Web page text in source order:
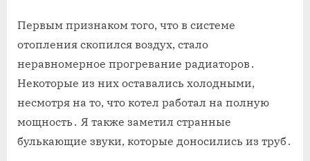
Первым признаком того, что в системе
отопления скопился воздух, стало
неравномерное прогревание радиаторов․
Некоторые из них оставались холодными,
несмотря на то, что котел работал на полную
мощность․ Я также заметил странные
булькающие звуки, которые доносились из труб․